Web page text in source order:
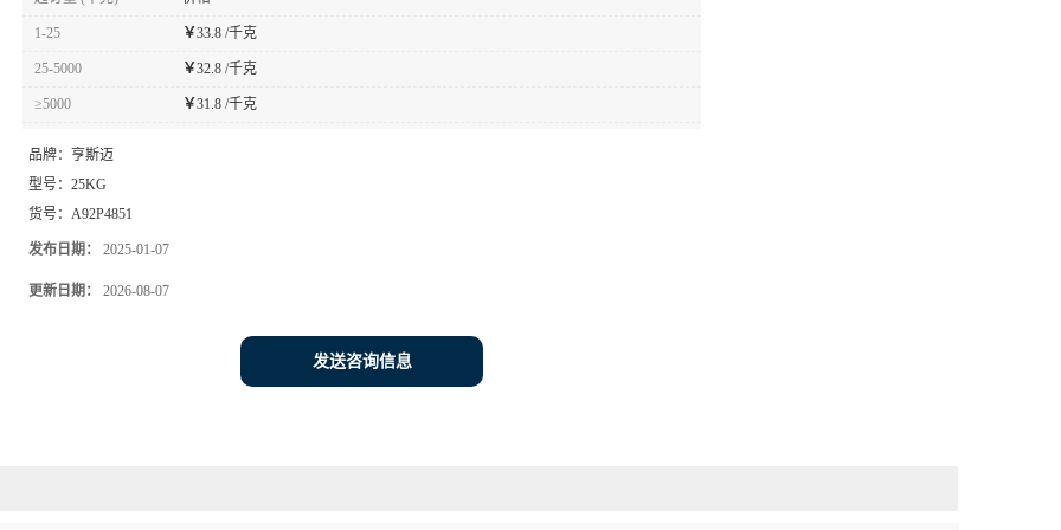
1-25 ￥33.8 /千克
25-5000 ￥32.8 /千克
≥5000 ￥31.8 /千克
品牌： 亨斯迈
型号： 25KG
货号： A92P4851
发布日期： 2025-01-07
更新日期： 2026-08-07
发送咨询信息